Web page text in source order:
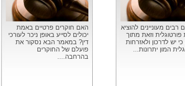
רבים מעוניינים להוציא
פורטוגלית וזאת מתוך
יש לדרכון ולאזרחות
המון יתרונות...
האם חוקרים פרטיים באמת
יכולים לסייע באופן ניכר לעורכי
דין? במאמר הבא נסקור את
פועלם של החוקרים
בהרחבה....